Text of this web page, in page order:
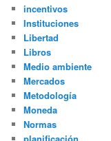
incentivos
Instituciones
Libertad
Libros
Medio ambiente
Mercados
Metodología
Moneda
Normas
planificación